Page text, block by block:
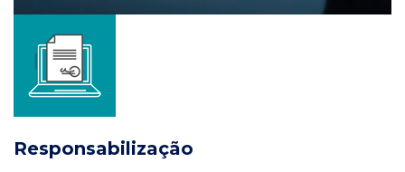
Responsabilização